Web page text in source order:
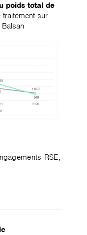
poids total de
sur
RSE,